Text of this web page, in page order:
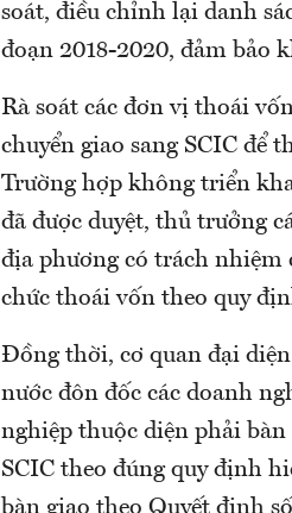
soát, điều chỉnh lại danh
đoạn 2018-2020, đảm bảo
Rà soát các đơn vị thoái
chuyển giao sang SCIC để
Trường hợp không triển
đã được duyệt, thủ trưởng
địa phương có trách nhiệm
chức thoái vốn theo quy
Đồng thời, cơ quan đại
nước đôn đốc các doanh
nghiệp thuộc diện phải bàn
SCIC theo đúng quy định
bàn giao theo Quyết định